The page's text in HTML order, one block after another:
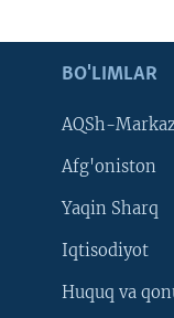
BO'LIMLAR
AQSh-
Afg'oniston
Yaqin Sharq
Iqtisodiyot
Huquq va